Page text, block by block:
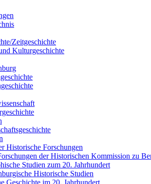
Zeitgeschichte
Kulturgeschichte
Historische Forschungen
der Historischen Kommission zu
Studien zum 20. Jahrhundert
Historische Studien
Geschichte im 20. Jahrhundert